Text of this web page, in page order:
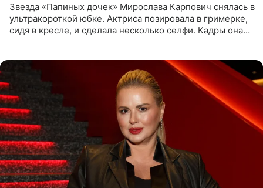
Звезда «Папиных дочек» Мирослава Карпович снялась в
ультракороткой юбке. Актриса позировала в гримерке,
сидя в кресле, и сделала несколько селфи. Кадры она